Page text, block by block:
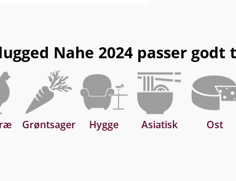
Nahe 2024 passer godt
Grøntsager Hygge Asiatisk Ost